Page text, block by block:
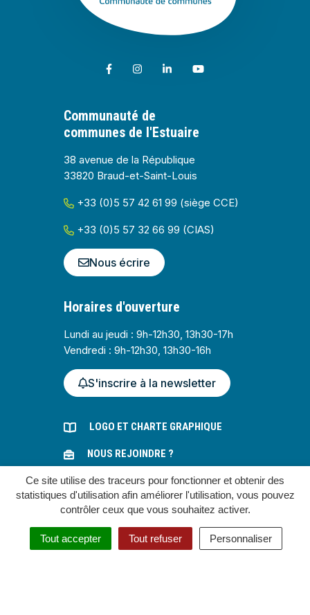
Ce site utilise des traceurs pour fonctionner et obtenir des
statistiques d'utilisation afin améliorer l'utilisation, vous pouvez
contrôler ceux que vous souhaitez activer.
Tout accepter Tout refuser Personnaliser
Lien vers le compte Facebook
Lien vers le compte Instagram
Lien vers le compte Linkedin
Lien vers la chaîne
Communauté de
communes de l'Estuaire
38 avenue de la République
33820 Braud-et-Saint-Louis
+33 (0)5 57 42 61 99 (siège CCE)
+33 (0)5 57 32 66 99 (CIAS)
Nous écrire
Horaires d'ouverture
Lundi au jeudi : 9h-12h30, 13h30-17h
Vendredi : 9h-12h30, 13h30-16h
S'inscrire à la newsletter
LOGO ET CHARTE GRAPHIQUE
NOUS REJOINDRE ?
MARCHÉS PUBLICS
Gestion des cookies
Plan du site